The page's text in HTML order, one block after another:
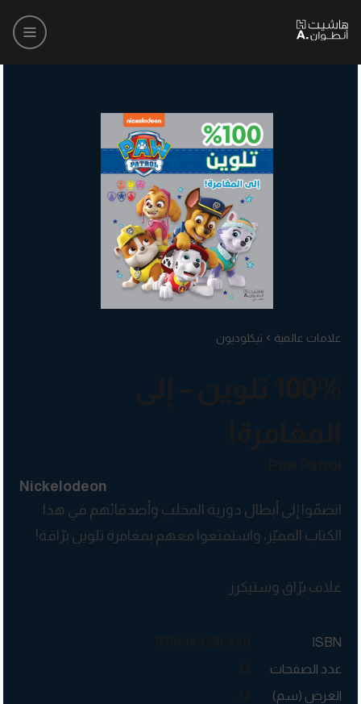
علامات عالمية نيكلوديون
Nickelodeon
انضمّوا إلى أبطال دورية المخلب وأصدقائهم في هذا
الكتاب المميّز، واستمتعوا معهم بمغامرة تلوين برّاقة!
غلاف برّاق وستيكرز
ISBN
عدد الصفحات
العرض (سم)